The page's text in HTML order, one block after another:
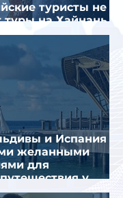
туристы не
туры на Хайнань
«Дельфин»
и Испания
желанными
для
у